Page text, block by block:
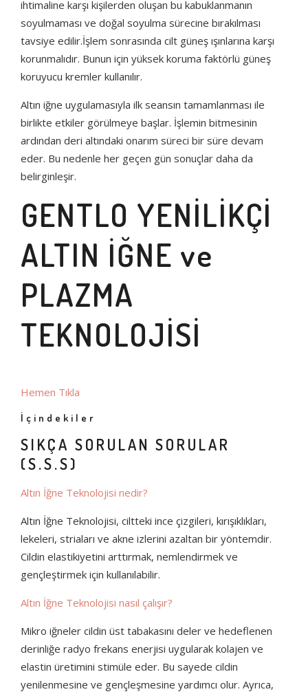
ihtimaline karşı kişilerden oluşan bu kabuklanmanın
soyulmaması ve doğal soyulma sürecine bırakılması
tavsiye edilir.İşlem sonrasında cilt güneş ışınlarına karşı
korunmalıdır. Bunun için yüksek koruma faktörlü güneş
koruyucu kremler kullanılır.
Altın iğne uygulamasıyla ilk seansın tamamlanması ile
birlikte etkiler görülmeye başlar. İşlemin bitmesinin
ardından deri altındaki onarım süreci bir süre devam
eder. Bu nedenle her geçen gün sonuçlar daha da
belirginleşir.
GENTLO YENİLİKÇİ
ALTIN İĞNE ve
PLAZMA
TEKNOLOJİSİ
Hemen Tıkla
İçindekiler
SIKÇA SORULAN SORULAR
(S.S.S)
Altın İğne Teknolojisi nedir?
Altın İğne Teknolojisi, ciltteki ince çizgileri, kırışıklıkları,
lekeleri, striaları ve akne izlerini azaltan bir yöntemdir.
Cildin elastikiyetini arttırmak, nemlendirmek ve
gençleştirmek için kullanılabilir.
Altın İğne Teknolojisi nasıl çalışır?
Mikro iğneler cildin üst tabakasını deler ve hedeflenen
derinliğe radyo frekans enerjisi uygularak kolajen ve
elastin üretimini stimüle eder. Bu sayede cildin
yenilenmesine ve gençleşmesine yardımcı olur. Ayrıca,